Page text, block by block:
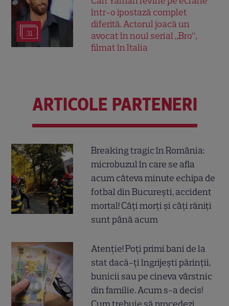
31
într-o ipostază complet
diferită. Actorul joacă un
avocat în noul serial „Bro”,
filmat în Italia
ARTICOLE PARTENERI
Breaking tragic în România:
microbuzul în care se afla
acum câteva minute echipa de
fotbal din București, accident
mortal! Câți morți și câți răniți
sunt până acum
Atenție! Poți primi bani de la
stat dacă-ți îngrijești părinții,
bunicii sau pe cineva vârstnic
din familie. Acum s-a decis!